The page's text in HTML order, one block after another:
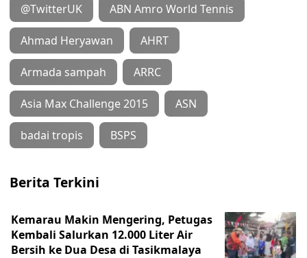
@TwitterUK ABN Amro World Tennis
Ahmad Heryawan AHRT
Armada sampah ARRC
Asia Max Challenge 2015 ASN
badai tropis BSPS
Berita Terkini
Kemarau Makin Mengering, Petugas
Kembali Salurkan 12.000 Liter Air
Bersih ke Dua Desa di Tasikmalaya